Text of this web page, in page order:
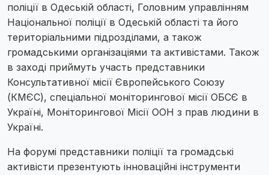
поліції в Одеській області, Головним управлінням
Національної поліції в Одеській області та його
територіальними підрозділами, а також
громадськими організаціями та активістами. Також
в заході приймуть участь представники
Консультативної місії Європейського Союзу
(КМЄС), спеціальної моніторингової місії ОБСЄ в
Україні, Моніторингової Місії ООН з прав людини в
Україні.
На форумі представники поліції та громадські
активісти презентують інноваційні інструменти